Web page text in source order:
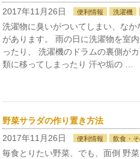
2017年11月26日
便利情報 洗濯機
洗濯物に臭いがついてしまい、な
があります。 雨の日に洗濯物を室
ったり、 洗濯機のドラムの裏側が
類に移ってしまったり 汗や垢の …
野菜サラダの作り置き方法
2017年11月26日
便利情報 飲食・
毎食とりたい野菜、でも、面倒 野